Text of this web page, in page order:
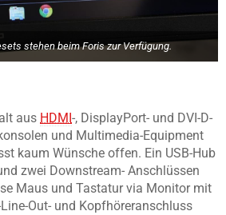
stehen beim Foris zur Verfügung.
aus HDMI -, DisplayPort- und DVI-D-
und Multimedia-Equipment
kaum Wünsche offen. Ein USB-Hub
zwei Downstream- Anschlüssen
Maus und Tastatur via Monitor mit
Out- und Kopfhöreranschluss